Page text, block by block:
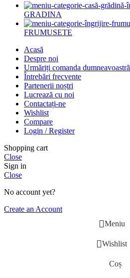
GRADINA
FRUMUSETE
Acasă
Despre noi
Urmăriți comanda dumneavoastră
Întrebări frecvente
Partenerii noștri
Lucrează cu noi
Contactați-ne
Wishlist
Compare
Login / Register
Shopping cart
Close
Sign in
Close
No account yet?
Create an Account
Meniu
Wishlist
Coș